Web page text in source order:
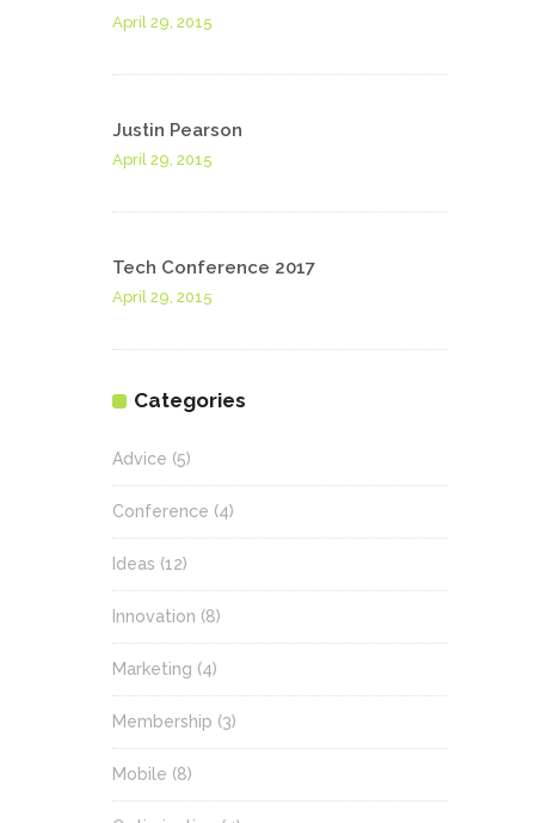
April 29, 2015
Justin Pearson
April 29, 2015
Tech Conference 2017
April 29, 2015
Categories
Advice (5)
Conference (4)
Ideas (12)
Innovation (8)
Marketing (4)
Membership (3)
Mobile (8)